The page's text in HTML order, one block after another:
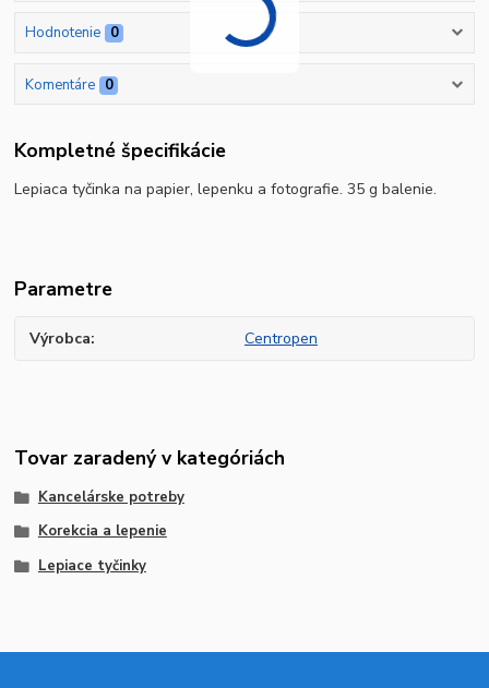
Hodnotenie 0
Komentáre 0
Kompletné špecifikácie
Lepiaca tyčinka na papier, lepenku a fotografie. 35 g balenie.
Parametre
Výrobca Centropen
Tovar zaradený v kategóriách
Kancelárske potreby
Korekcia a lepenie
Lepiace tyčinky